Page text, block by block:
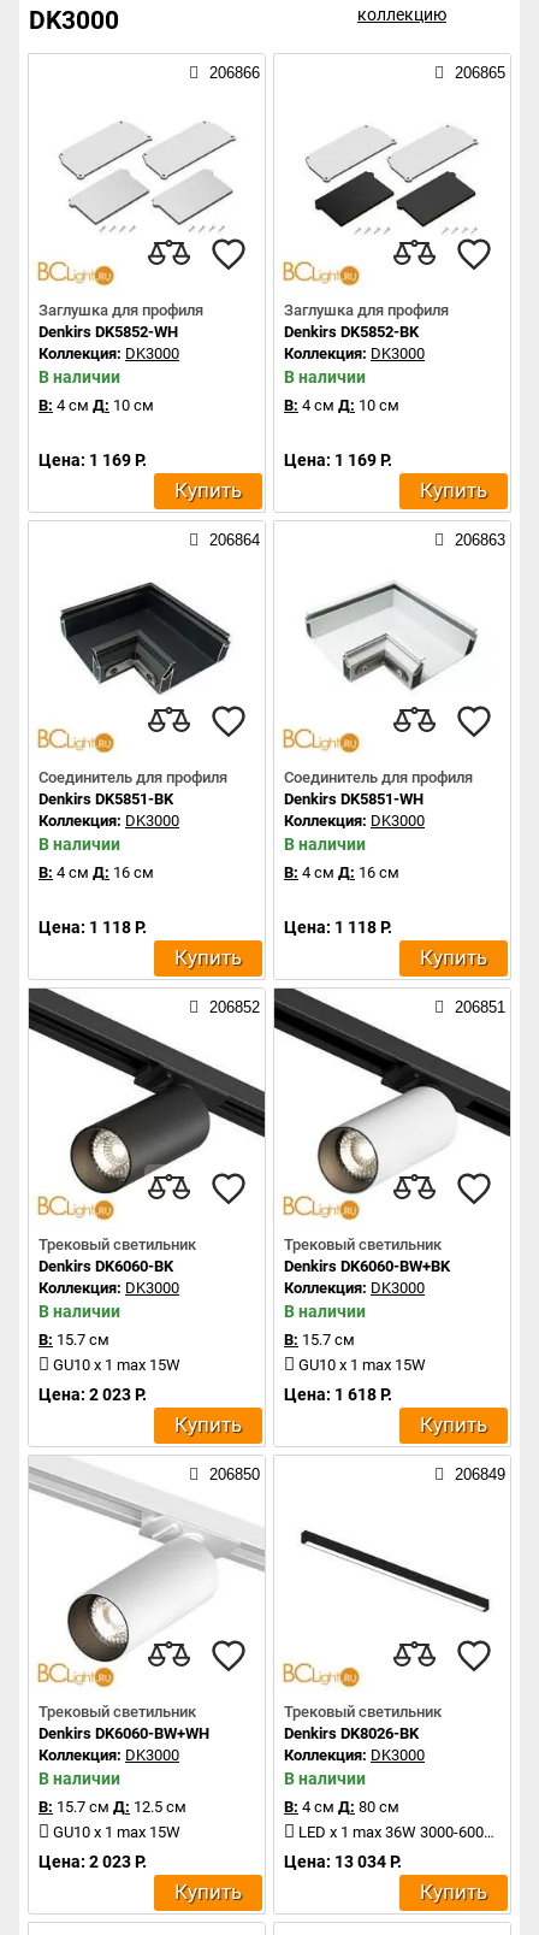
DK3000
коллекцию
206866
Заглушка для профиля
Denkirs DK5852-WH
Коллекция: DK3000
В наличии
В: 4 см Д: 10 см
Цена: 1 169 Р.
Купить
206865
Заглушка для профиля
Denkirs DK5852-BK
Коллекция: DK3000
В наличии
В: 4 см Д: 10 см
Цена: 1 169 Р.
Купить
206864
Соединитель для профиля
Denkirs DK5851-BK
Коллекция: DK3000
В наличии
В: 4 см Д: 16 см
Цена: 1 118 Р.
Купить
206863
Соединитель для профиля
Denkirs DK5851-WH
Коллекция: DK3000
В наличии
В: 4 см Д: 16 см
Цена: 1 118 Р.
Купить
206852
Трековый светильник
Denkirs DK6060-BK
Коллекция: DK3000
В наличии
В: 15.7 см
GU10 x 1 max 15W
Цена: 2 023 Р.
Купить
206851
Трековый светильник
Denkirs DK6060-BW+BK
Коллекция: DK3000
В наличии
В: 15.7 см
GU10 x 1 max 15W
Цена: 1 618 Р.
Купить
206850
Трековый светильник
Denkirs DK6060-BW+WH
Коллекция: DK3000
В наличии
В: 15.7 см Д: 12.5 см
GU10 x 1 max 15W
Цена: 2 023 Р.
Купить
206849
Трековый светильник
Denkirs DK8026-BK
Коллекция: DK3000
В наличии
В: 4 см Д: 80 см
LED x 1 max 36W 3000-6000K 3040Lm
Цена: 13 034 Р.
Купить